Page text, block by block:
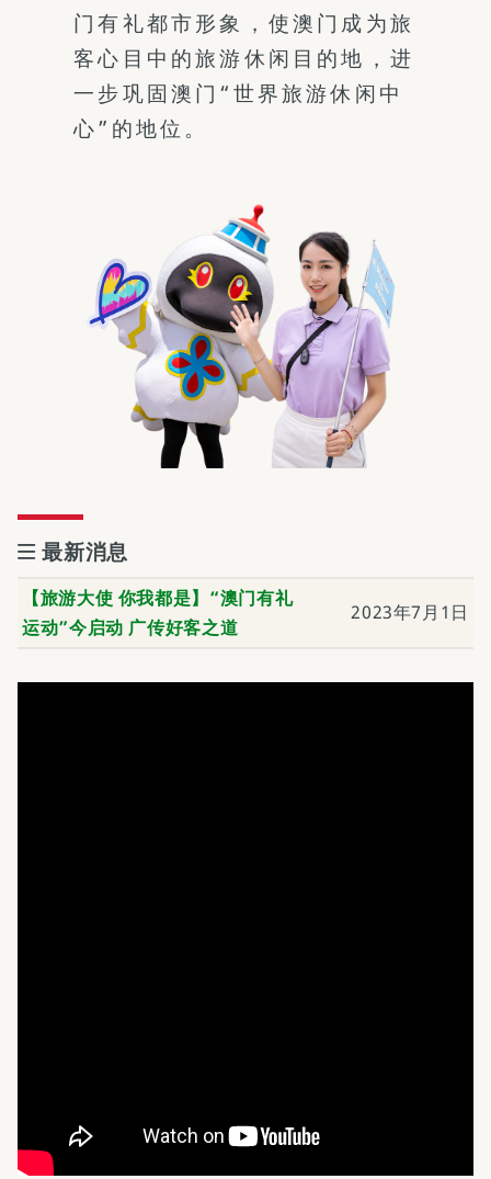
门有礼都市形象，使澳门成为旅
客心目中的旅游休闲目的地，进
一步巩固澳门“世界旅游休闲中
心”的地位。
最新消息
【旅游大使 你我都是】“澳门有礼
运动”今启动 广传好客之道
2023年7月1日